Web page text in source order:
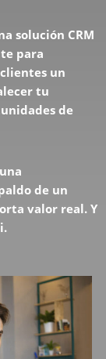
solución CRM
para
un
tu
de
de un
valor real. Y